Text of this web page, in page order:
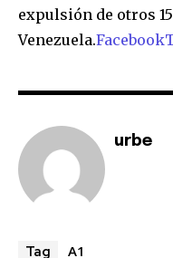
safe with us.
I've read and accept the
expulsión de otros
Venezuela.Facebook
urbe
Tag A1